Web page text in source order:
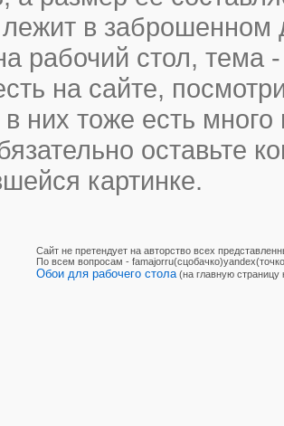
в
рабочий стол, тема
на сайте,
них тоже есть
оставьте
картинке.
Сайт не претендует на авторство всех
По вcем вопросам -
Обои для рабочего стола (на главную страницу